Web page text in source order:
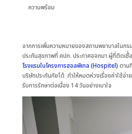
ความพร้อม
จากการเพิ่มความหมายของสถานพยาบาลในกร
ประกันสุขภาพที่ คปภ. ประกาศออกมา ผู้ที่ติดเชื้
โรงแรมในโครงการฮอลพิเทล (Hospitel) ตาม
บริษัทประกันภัยได้ ทำให้หมดห่วงเรื่องค่าใช้จ่าย
รับการรักษาต่อเนื่อง 14 วันอย่างเบาใจ